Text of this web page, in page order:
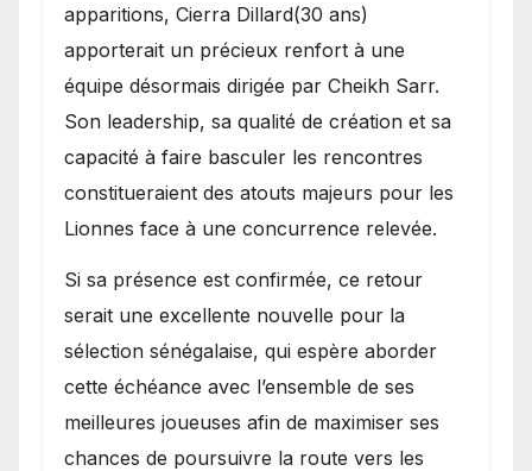
apparitions, Cierra Dillard(30 ans)
apporterait un précieux renfort à une
équipe désormais dirigée par Cheikh Sarr.
Son leadership, sa qualité de création et sa
capacité à faire basculer les rencontres
constitueraient des atouts majeurs pour les
Lionnes face à une concurrence relevée.
Si sa présence est confirmée, ce retour
serait une excellente nouvelle pour la
sélection sénégalaise, qui espère aborder
cette échéance avec l’ensemble de ses
meilleures joueuses afin de maximiser ses
chances de poursuivre la route vers les